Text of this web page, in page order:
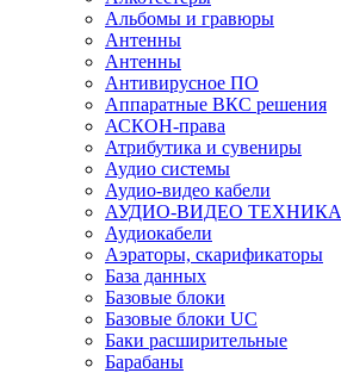
Альбомы и гравюры
Антенны
Антенны
Антивирусное ПО
Аппаратные ВКС решения
АСКОН-права
Атрибутика и сувениры
Аудио системы
Аудио-видео кабели
АУДИО-ВИДЕО ТЕХНИКА
Аудиокабели
Аэраторы, скарификаторы
База данных
Базовые блоки
Базовые блоки UC
Баки расширительные
Барабаны